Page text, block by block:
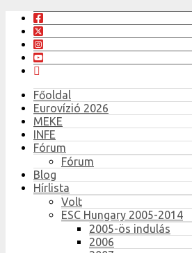
Főoldal
Eurovízió 2026
MEKE
INFE
Fórum
Fórum
Blog
Hírlista
Volt
ESC Hungary 2005-2014
2005-ös indulás
2006